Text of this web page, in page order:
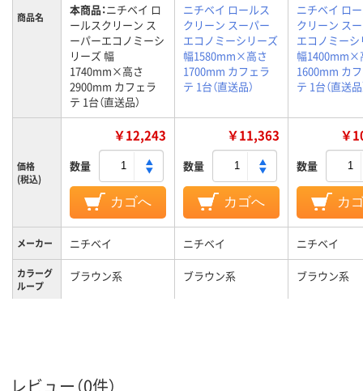
商品名 本商品：ニチベイ ロ
ールスクリーン ス
ーパーエコノミーシ
リーズ 幅
1740mm×高さ
2900mm カフェラ
テ 1台（直送品）
ニチベイ ロールス
クリーン スーパー
エコノミーシリーズ
幅1580mm×高さ
1700mm カフェラ
テ 1台（直送品）
ニチベイ ロ
クリーン ス
エコノミー
幅1400mm×
1600mm カ
テ 1台（直送品
価格
(税込)
￥12,243
数量
カゴへ
￥11,363
数量
カゴへ
￥
数量
カ
メーカー ニチベイ ニチベイ ニチベイ
カラーグ
ループ
ブラウン系 ブラウン系 ブラウン系
レビュー（0件）